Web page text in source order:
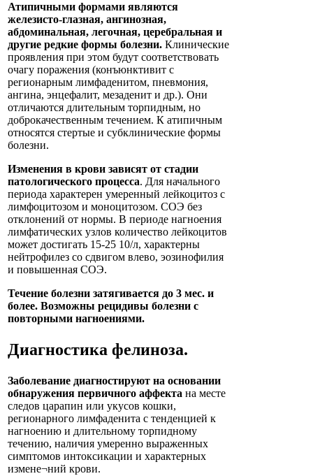
Атипичными формами являются
железисто-глазная, ангинозная,
абдоминальная, легочная, церебральная и
другие редкие формы болезни. Клинические
проявления при этом будут соответствовать
очагу поражения (конъюнктивит с
регионарным лимфаденитом, пневмония,
ангина, энцефалит, мезаденит и др.). Они
отличаются длительным торпидным, но
доброкачественным течением. К атипичным
относятся стертые и субклинические формы
болезни.
Изменения в крови зависят от стадии
патологического процесса. Для начального
периода характерен умеренный лейкоцитоз с
лимфоцитозом и моноцитозом. СОЭ без
отклонений от нормы. В периоде нагноения
лимфатических узлов количество лейкоцитов
может достигать 15-25 10/л, характерны
нейтрофилез со сдвигом влево, эозинофилия
и повышенная СОЭ.
Течение болезни затягивается до 3 мес. и
более. Возможны рецидивы болезни с
повторными нагноениями.
Диагностика фелиноза.
Заболевание диагностируют на основании
обнаружения первичного аффекта на месте
следов царапин или укусов кошки,
регионарного лимфаденита с тенденцией к
нагноению и длительному торпидному
течению, наличия умеренно выраженных
симптомов интоксикации и характерных
измене¬ний крови.